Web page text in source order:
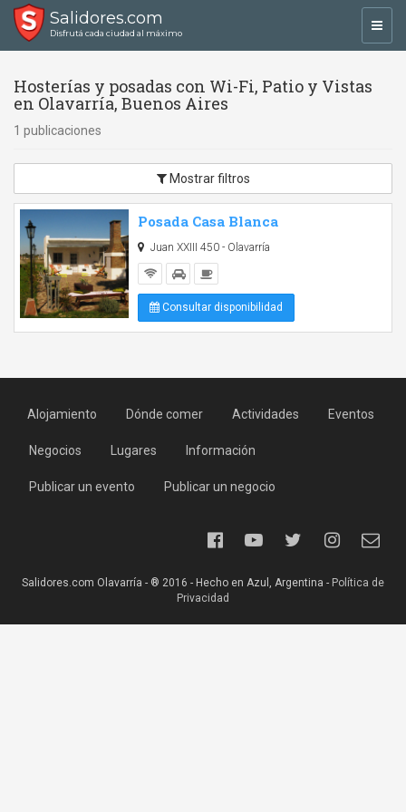
Salidores.com
Disfrutá cada ciudad al máximo
Hosterías y posadas con Wi-Fi, Patio y Vistas
en Olavarría, Buenos Aires
1 publicaciones
Mostrar filtros
Posada Casa Blanca
Juan XXIII 450 - Olavarría
Consultar disponibilidad
Alojamiento Dónde comer Actividades Eventos
Negocios Lugares Información
Publicar un evento Publicar un negocio
Salidores.com Olavarría - ® 2016 - Hecho en Azul, Argentina - Política de
Privacidad